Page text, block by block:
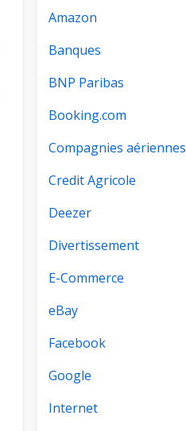
Amazon
Banques
BNP Paribas
Booking.com
Compagnies aériennes
Credit Agricole
Deezer
Divertissement
E-Commerce
eBay
Facebook
Google
Internet